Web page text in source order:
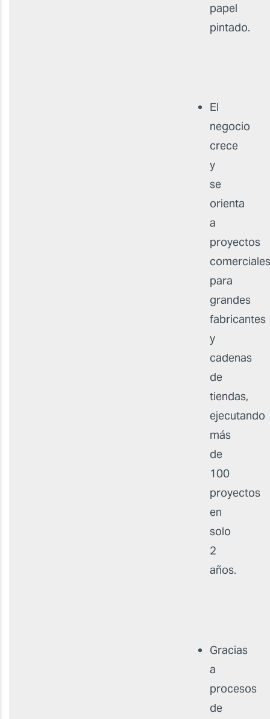
papel
pintado.
El
negocio
crece
y
se
orienta
a
proyectos
para
grandes
fabricantes
y
cadenas
de
tiendas,
ejecutando
más
de
100
proyectos
en
solo
2
años.
Gracias
a
procesos
de